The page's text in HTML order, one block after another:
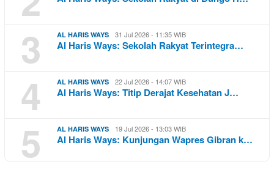
3 AL HARIS WAYS 31 Jul 2026 - 11:35 WIB
Al Haris Ways: Sekolah Rakyat Terintegra…
4 AL HARIS WAYS 22 Jul 2026 - 14:07 WIB
Al Haris Ways: Titip Derajat Kesehatan J…
5 AL HARIS WAYS 19 Jul 2026 - 13:03 WIB
Al Haris Ways: Kunjungan Wapres Gibran k…